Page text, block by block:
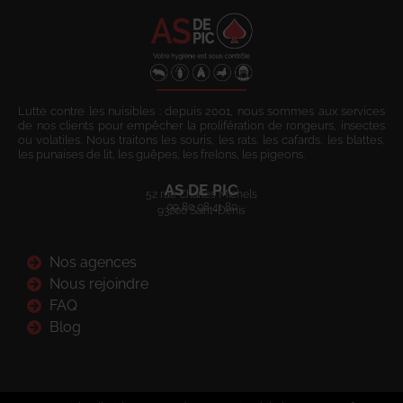
Lutte contre les nuisibles : depuis 2001, nous sommes aux services
de nos clients pour empêcher la prolifération de rongeurs, insectes
ou volatiles. Nous traitons les souris, les rats, les cafards, les blattes,
les punaises de lit, les guêpes, les frelons, les pigeons.
AS DE PIC
52 rue Charles Michels
93200 Saint-Denis
09 80 08 41 80
Nos agences
Nous rejoindre
FAQ
Blog